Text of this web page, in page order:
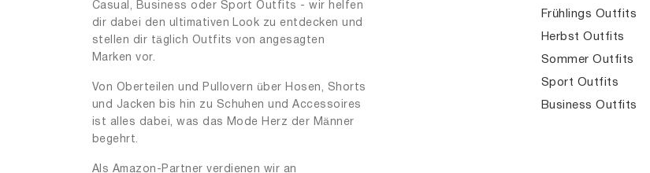
Casual, Business oder Sport Outfits - wir helfen
dir dabei den ultimativen Look zu entdecken und
stellen dir täglich Outfits von angesagten
Marken vor.
Von Oberteilen und Pullovern über Hosen, Shorts
und Jacken bis hin zu Schuhen und Accessoires
ist alles dabei, was das Mode Herz der Männer
begehrt.
Als Amazon-Partner verdienen wir an
Frühlings Outfits
Herbst Outfits
Sommer Outfits
Sport Outfits
Business Outfits